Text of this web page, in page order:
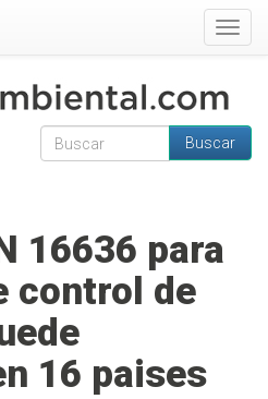
Formulario de
Buscar
16636 para
control de
16 paises